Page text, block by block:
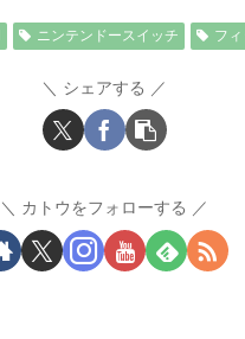
ニンテンドースイッチ フ
シェアする
カトウをフォローする